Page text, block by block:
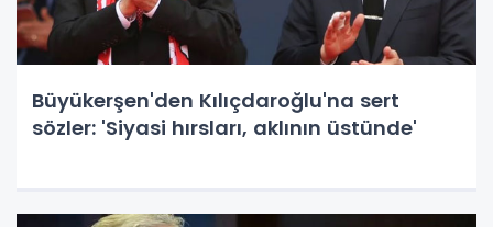
Büyükerşen'den Kılıçdaroğlu'na sert
sözler: 'Siyasi hırsları, aklının üstünde'